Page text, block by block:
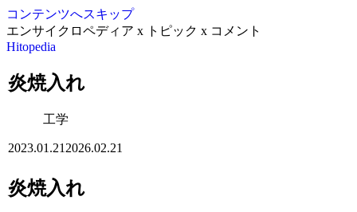
コンテンツへスキップ
エンサイクロペディア x トピック x コメント
Hitopedia
炎焼入れ
工学
2023.01.21 2026.02.21
炎焼入れ